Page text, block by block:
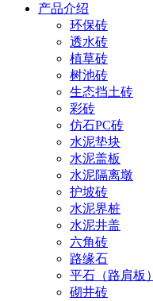
产品介绍
环保砖
透水砖
植草砖
树池砖
生态挡土砖
彩砖
仿石PC砖
水泥垫块
水泥盖板
水泥隔离墩
护坡砖
水泥界桩
水泥井盖
六角砖
路缘石
平石（路肩板）
砌井砖